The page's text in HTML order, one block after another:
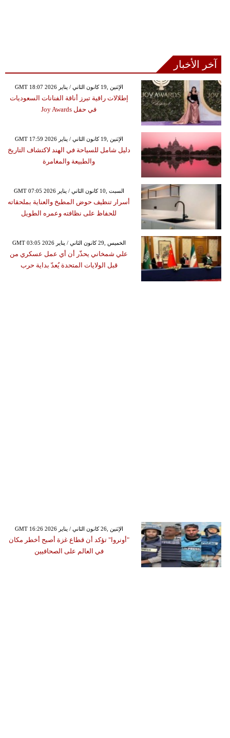
آخر الأخبار
GMT 18:07 2026 الإثنين ,19 كانون الثاني / يناير
إطلالات راقية تبرز أناقة الفنانات السعوديات
في حفل Joy Awards
GMT 17:59 2026 الإثنين ,19 كانون الثاني / يناير
دليل شامل للسياحة في الهند لاكتشاف التاريخ
والطبيعة والمغامرة
GMT 07:05 2026 السبت ,10 كانون الثاني / يناير
أسرار تنظيف حوض المطبخ والعناية بملحقاته
للحفاظ على نظافته وعمره الطويل
GMT 03:05 2026 الخميس ,29 كانون الثاني / يناير
علي شمخاني يحذّر أن أي عمل عسكري من
قبل الولايات المتحدة يُعدّ بداية حرب
GMT 16:26 2026 الإثنين ,26 كانون الثاني / يناير
"أونروا" تؤكد أن قطاع غزة أصبح أخطر مكان
في العالم على الصحافيين